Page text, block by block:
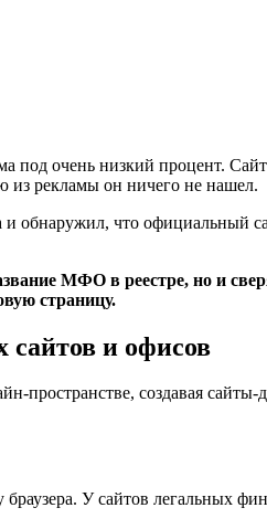
под очень низкий процент.
рекламы он ничего не нашел.
и обнаружил, что
МФО в реестре, но и
страницу.
и офисов
пространстве, создавая
У сайтов легальных